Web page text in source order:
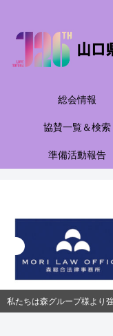
総会情報
協賛一覧＆検索
準備活動報告
私たちは森グループ様より